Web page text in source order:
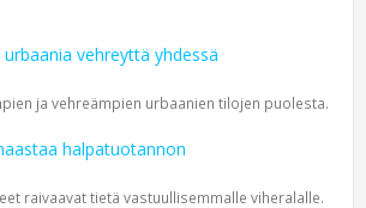
vehreyttä yhdessä
ja vehreämpien urbaanien tilojen puolesta.
halpatuotannon
raivaavat tietä vastuullisemmalle viheralalle.